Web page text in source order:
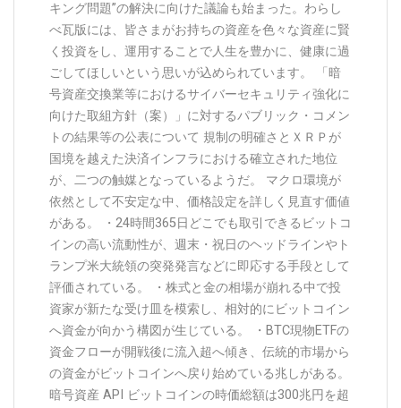
キング問題”の解決に向けた議論も始まった。わらし
べ瓦版には、皆さまがお持ちの資産を色々な資産に賢
く投資をし、運用することで人生を豊かに、健康に過
ごしてほしいという思いが込められています。 「暗
号資産交換業等におけるサイバーセキュリティ強化に
向けた取組方針（案）」に対するパブリック・コメン
トの結果等の公表について 規制の明確さとＸＲＰが
国境を越えた決済インフラにおける確立された地位
が、二つの触媒となっているようだ。 マクロ環境が
依然として不安定な中、価格設定を詳しく見直す価値
がある。 ・24時間365日どこでも取引できるビットコ
インの高い流動性が、週末・祝日のヘッドラインやト
ランプ米大統領の突発発言などに即応する手段として
評価されている。 ・株式と金の相場が崩れる中で投
資家が新たな受け皿を模索し、相対的にビットコイン
へ資金が向かう構図が生じている。 ・BTC現物ETFの
資金フローが開戦後に流入超へ傾き、伝統的市場から
の資金がビットコインへ戻り始めている兆しがある。
暗号資産 API ビットコインの時価総額は300兆円を超